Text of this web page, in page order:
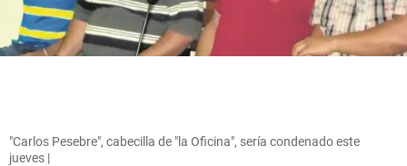
"Carlos Pesebre", cabecilla de "la Oficina", sería condenado este
jueves |